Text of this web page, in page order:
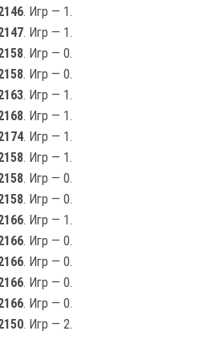
. Игр — 1.
. Игр — 1.
. Игр — 0.
. Игр — 0.
. Игр — 1.
. Игр — 1.
. Игр — 1.
. Игр — 1.
. Игр — 0.
. Игр — 0.
. Игр — 1.
. Игр — 0.
. Игр — 0.
. Игр — 0.
. Игр — 0.
. Игр — 2.